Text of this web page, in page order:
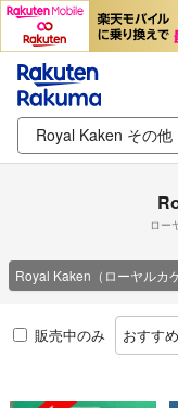
ロー
Royal Kaken（ローヤルカ
販売中のみ おすす